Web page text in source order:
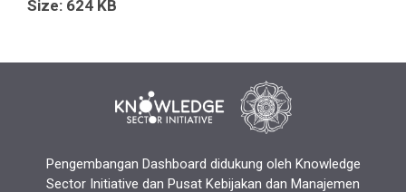
Size: 624 KB
Pengembangan Dashboard didukung oleh Knowledge
Sector Initiative dan Pusat Kebijakan dan Manajemen